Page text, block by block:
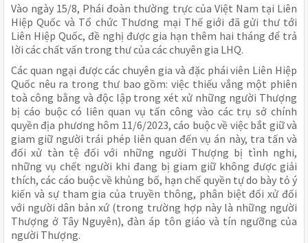
Vào ngày 15/8, Phái đoàn thường trực của Việt Nam tại Liên
Hiệp Quốc và Tổ chức Thương mại Thế giới đã gửi thư tới
Liên Hiệp Quốc, đề nghị được gia hạn thêm hai tháng để trả
lời các chất vấn trong thư của các chuyên gia LHQ.
Các quan ngại được các chuyên gia và đặc phái viên Liên Hiệp
Quốc nêu ra trong thư bao gồm: việc thiếu vắng một phiên
toà công bằng và độc lập trong xét xử những người Thượng
bị cáo buộc có liên quan vụ tấn công vào các trụ sở chính
quyền địa phương hôm 11/6/2023, cáo buộc về việc bắt giữ và
giam giữ người trái phép liên quan đến vụ án này, tra tấn và
đối xử tàn tệ đối với những người Thượng bị tình nghi,
những vụ chết người khi đang bị giam giữ không được giải
thích, các cáo buộc về khủng bố, hạn chế quyền tự do bày tỏ ý
kiến và sự tham gia của truyền thông, phân biệt đối xử đối
với người dân bản xứ (trong trường hợp này là những người
Thượng ở Tây Nguyên), đàn áp tôn giáo và tín ngưỡng của
người Thượng.